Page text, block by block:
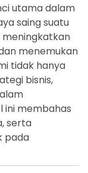
utama dalam
saing suatu
meningkatkan
menemukan
tidak hanya
bisnis,
ini membahas
serta
pada